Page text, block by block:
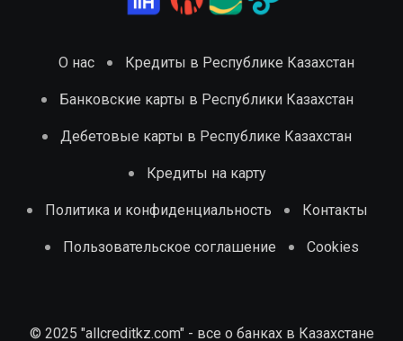
О нас Кредиты в Республике Казахстан
Банковские карты в Республики Казахстан
Дебетовые карты в Республике Казахстан
Кредиты на карту
Политика и конфиденциальность Контакты
Пользовательское соглашение Cookies
© 2025 "allcreditkz.com" - все о банках в Казахстане